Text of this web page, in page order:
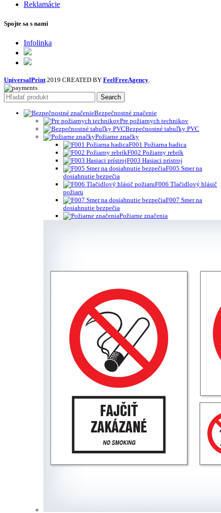
Reklamácie
Spojte sa s nami
Infolinka
UniversalPrint 2019 CREATED BY FeelFreeAgency.
Search
Bezpečnostné značenie
Pre požiarnych technikov
Bezpečnostné tabuľky PVC
Požiarne značky
F001 Požiarna hadica
F002 Požiarny rebrík
F003 Hasiaci prístroj
F005 Smer na
dosiahnutie bezpečia
F006 Tlačidlový hlásič
požiaru
F007 Smer na
dosiahnutie bezpečia
Požiarne značenia